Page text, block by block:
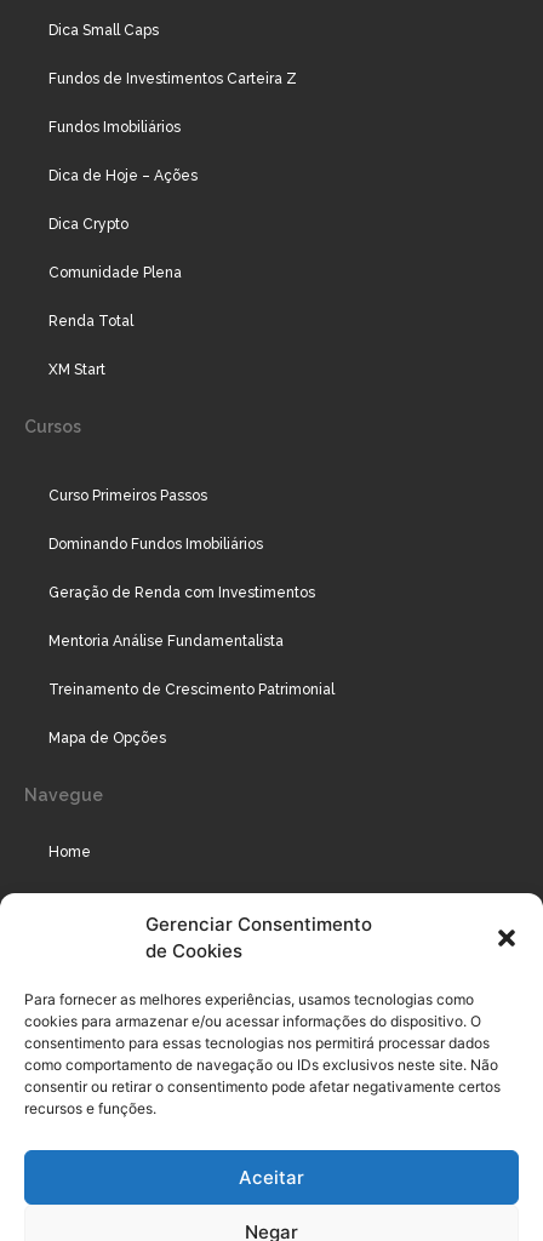
Gerenciar Consentimento
de Cookies
Para fornecer as melhores experiências, usamos tecnologias como
cookies para armazenar e/ou acessar informações do dispositivo. O
consentimento para essas tecnologias nos permitirá processar dados
como comportamento de navegação ou IDs exclusivos neste site. Não
consentir ou retirar o consentimento pode afetar negativamente certos
recursos e funções.
Aceitar
Negar
Dica Small Caps
Fundos de Investimentos Carteira Z
Fundos Imobiliários
Dica de Hoje – Ações
Dica Crypto
Comunidade Plena
Renda Total
XM Start
Cursos
Curso Primeiros Passos
Dominando Fundos Imobiliários
Geração de Renda com Investimentos
Mentoria Análise Fundamentalista
Treinamento de Crescimento Patrimonial
Mapa de Opções
Navegue
Home
Podcast
Legal
Termo de uso do usuário e assinante